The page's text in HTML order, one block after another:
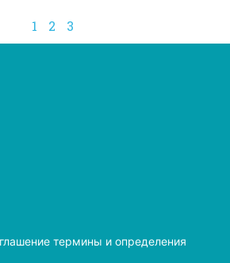
1 2 3
термины и определения